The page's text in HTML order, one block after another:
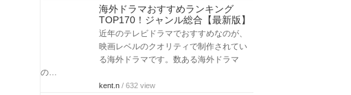
海外ドラマおすすめランキング
TOP170！ジャンル総合【最新版】
近年のテレビドラマでおすすめなのが、
映画レベルのクオリティで制作されてい
る海外ドラマです。数ある海外ドラマ
の…
kent.n / 632 view